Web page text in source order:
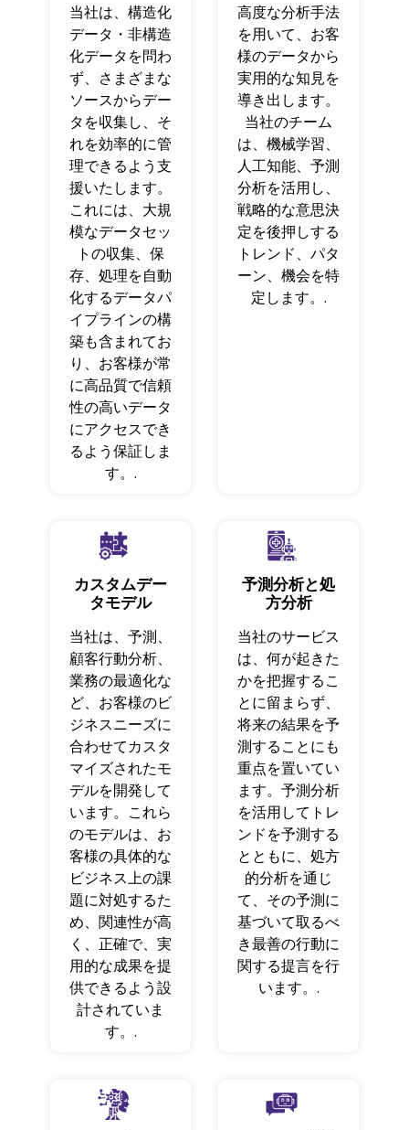
当社は、構造化
データ・非構造
化データを問わ
ず、さまざまな
ソースからデー
タを収集し、そ
れを効率的に管
理できるよう支
援いたします。
これには、大規
模なデータセッ
トの収集、保
存、処理を自動
化するデータパ
イプラインの構
築も含まれてお
り、お客様が常
に高品質で信頼
性の高いデータ
にアクセスでき
るよう保証しま
す。.
高度な分析手法
を用いて、お客
様のデータから
実用的な知見を
導き出します。
当社のチーム
は、機械学習、
人工知能、予測
分析を活用し、
戦略的な意思決
定を後押しする
トレンド、パタ
ーン、機会を特
定します。.
カスタムデー
タモデル
当社は、予測、
顧客行動分析、
業務の最適化な
ど、お客様のビ
ジネスニーズに
合わせてカスタ
マイズされたモ
デルを開発して
います。これら
のモデルは、お
客様の具体的な
ビジネス上の課
題に対処するた
め、関連性が高
く、正確で、実
用的な成果を提
供できるよう設
計されていま
す。.
予測分析と処
方分析
当社のサービス
は、何が起きた
かを把握するこ
とに留まらず、
将来の結果を予
測することにも
重点を置いてい
ます。予測分析
を活用してトレ
ンドを予測する
とともに、処方
的分析を通じ
て、その予測に
基づいて取るべ
き最善の行動に
関する提言を行
います。.